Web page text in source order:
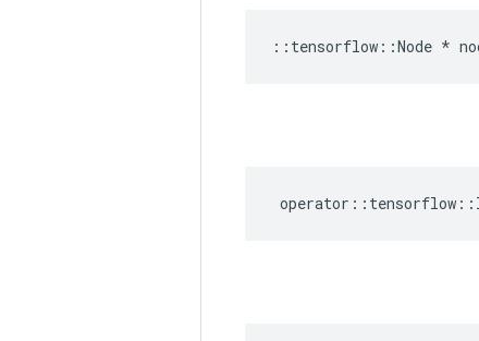
:: tensorflow ::Node *
operator :: tensorflow ::